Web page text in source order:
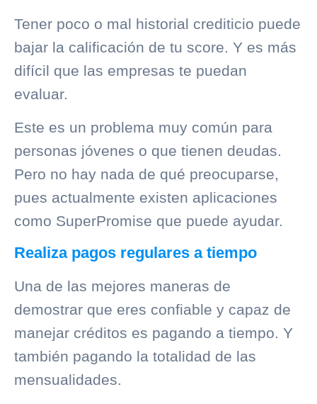
Tener poco o mal historial crediticio puede
bajar la calificación de tu score. Y es más
difícil que las empresas te puedan
evaluar.
Este es un problema muy común para
personas jóvenes o que tienen deudas.
Pero no hay nada de qué preocuparse,
pues actualmente existen aplicaciones
como SuperPromise que puede ayudar.
Realiza pagos regulares a tiempo
Una de las mejores maneras de
demostrar que eres confiable y capaz de
manejar créditos es pagando a tiempo. Y
también pagando la totalidad de las
mensualidades.